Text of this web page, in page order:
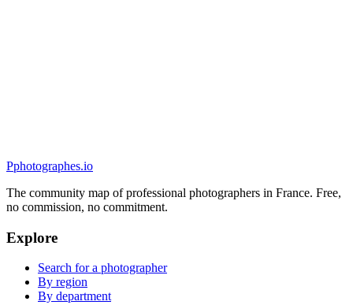
Pphotographes.io
The community map of professional photographers in France. Free,
no commission, no commitment.
Explore
Search for a photographer
By region
By department